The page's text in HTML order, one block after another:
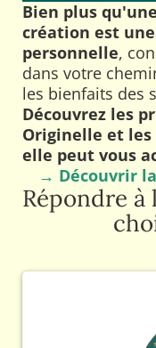
Bien plus
création est
personnelle,
dans votre
les bienfaits des
Découvrez les
Originelle et
elle peut vous
→ Découvrir
Répondre à